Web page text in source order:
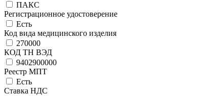
ПАКС
Регистрационное удостоверение
Есть
Код вида медицинского изделия
270000
КОД ТН ВЭД
9402900000
Реестр МПТ
Есть
Ставка НДС